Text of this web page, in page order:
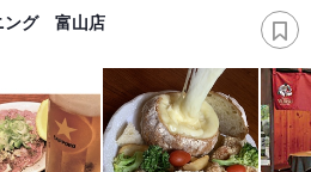
ング 富山店